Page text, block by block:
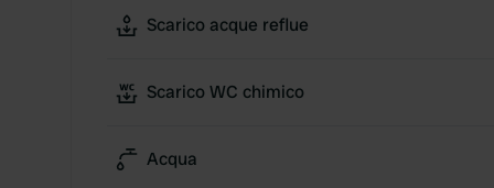
Scarico acque reflue
Scarico WC chimico
Acqua